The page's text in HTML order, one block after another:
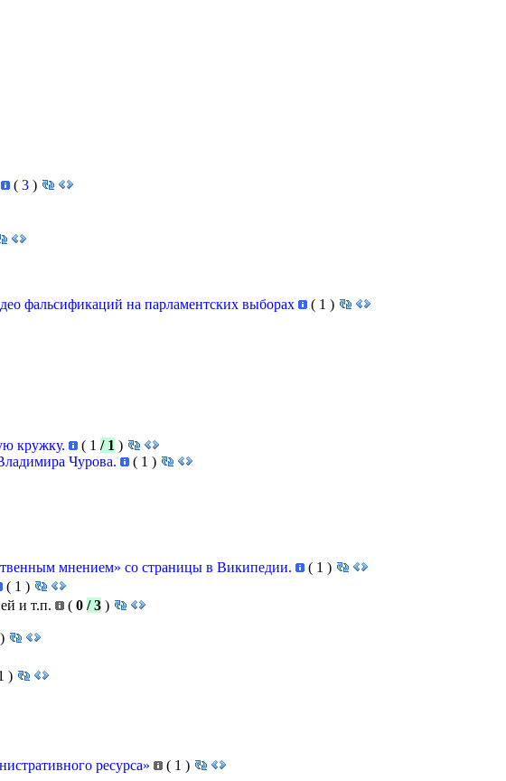
( 3 )
фальсификаций на парламентских выборах ( 1 )
кружку. ( 1 / 1 )
Чурова. ( 1 )
мнением» со страницы в Википедии. ( 1 )
( 1 )
и т.п. ( 0 / 3 )
)
)
ресурса» ( 1 )